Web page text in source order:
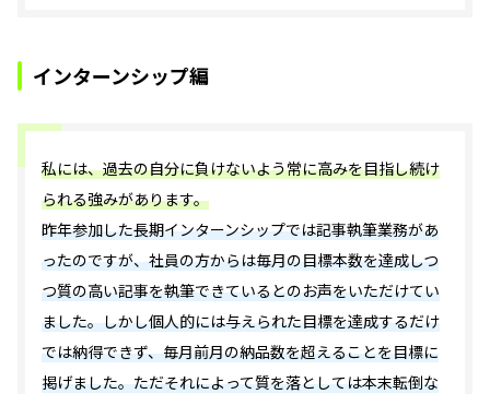
インターンシップ編
私には、過去の自分に負けないよう常に高みを目指し続け
られる強みがあります。
昨年参加した長期インターンシップでは記事執筆業務があ
ったのですが、社員の方からは毎月の目標本数を達成しつ
つ質の高い記事を執筆できているとのお声をいただけてい
ました。しかし個人的には与えられた目標を達成するだけ
では納得できず、毎月前月の納品数を超えることを目標に
掲げました。ただそれによって質を落としては本末転倒な